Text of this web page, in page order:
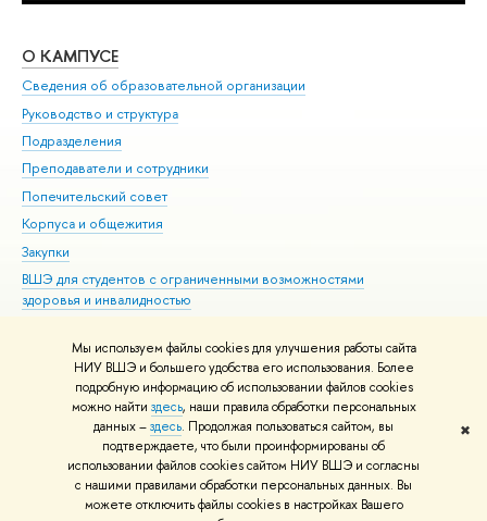
Мы используем файлы cookies для улучшения работы сайта
НИУ ВШЭ и большего удобства его использования. Более
подробную информацию об использовании файлов cookies
можно найти здесь, наши правила обработки персональных
данных –здесь. Продолжая пользоваться сайтом, вы
подтверждаете, что были проинформированы об
использовании файлов cookies сайтом НИУ ВШЭ и согласны
с нашими правилами обработки персональных данных. Вы
можете отключить файлы cookies в настройках Вашего
✖
О КАМПУСЕ
Сведения об образовательной организации
Руководство и структура
Подразделения
Преподаватели и сотрудники
Попечительский совет
Корпуса и общежития
Закупки
ВШЭ для студентов с ограниченными возможностями
здоровья и инвалидностью
Единая платежная страница
© НИУ ВШЭ 1993–2026 Адреса и контакты Условия использования
материалов Политика конфиденциальности Карта сайта
Шрифты HSE Sans и HSE Slab разработаны вШколе дизайна НИУ ВШЭ